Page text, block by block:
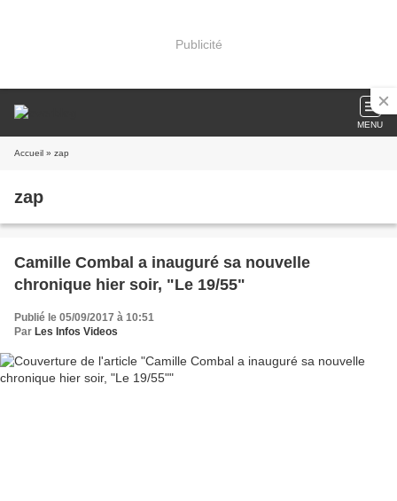
Publicité
MENU
Accueil » zap
zap
Camille Combal a inauguré sa nouvelle
chronique hier soir, "Le 19/55"
Publié le 05/09/2017 à 10:51
Par Les Infos Videos